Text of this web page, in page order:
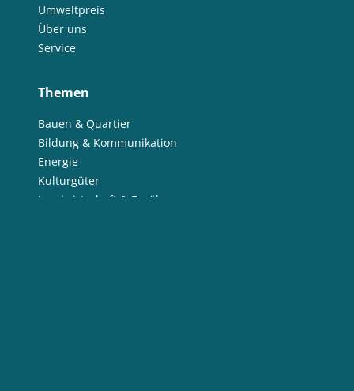
Umweltpreis
Über uns
Service
Themen
Bauen & Quartier
Bildung & Kommunikation
Energie
Kulturgüter
Landwirtschaft & Ernährung